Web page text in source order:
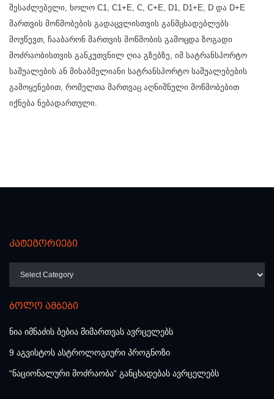
შესაძლებელი, ხოლო C1, C1+E, C, C+E, D1, D1+E, D და D+E
მართვის მოწმობების გადაცვლისთვის განმცხადებლებს
მოუწევთ, ჩააბარონ მართვის მოწმობის გამოცდა ზოგადი
მოძრაობისთვის განკუთვნილ ღია გზებზე, იმ სატრანსპორტო
საშუალების ან მისაბმელიანი სატრანსპორტო საშუალებების
გამოყენებით, რომელთა მართვაც აღნიშნული მოწმობებით
იქნება ნებადართული.
კატეგორიები
ბოლო ამბები
ნია იმნაძის ბებია მიმართვას ავრცელებს
9 აგვისტოს ასტროლოგიური პროგნოზი
“ნაციონალური მოძრაობა“ განცხადებას ავრცელებს